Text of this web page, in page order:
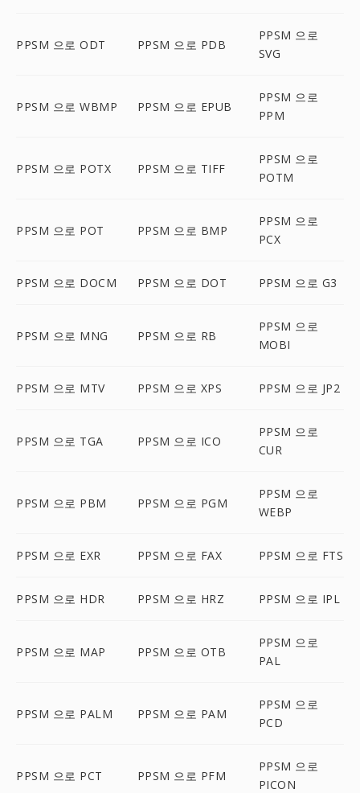
PPSM 으로 ODT PPSM 으로 PDB
PPSM 으로
SVG
PPSM 으로 WBMP PPSM 으로 EPUB
PPSM 으로
PPM
PPSM 으로 POTX PPSM 으로 TIFF
PPSM 으로
POTM
PPSM 으로 POT PPSM 으로 BMP
PPSM 으로
PCX
PPSM 으로 DOCM PPSM 으로 DOT PPSM 으로 G3
PPSM 으로 MNG PPSM 으로 RB
PPSM 으로
MOBI
PPSM 으로 MTV PPSM 으로 XPS PPSM 으로 JP2
PPSM 으로 TGA PPSM 으로 ICO
PPSM 으로
CUR
PPSM 으로 PBM PPSM 으로 PGM
PPSM 으로
WEBP
PPSM 으로 EXR PPSM 으로 FAX PPSM 으로 FTS
PPSM 으로 HDR PPSM 으로 HRZ PPSM 으로 IPL
PPSM 으로 MAP PPSM 으로 OTB
PPSM 으로
PAL
PPSM 으로 PALM PPSM 으로 PAM
PPSM 으로
PCD
PPSM 으로 PCT PPSM 으로 PFM
PPSM 으로
PICON